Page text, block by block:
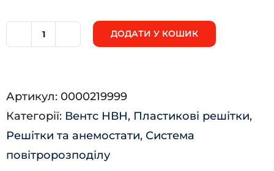
ДОДАТИ У КОШИК
Артикул: 0000219999
Категорії: Вентс НВН, Пластикові решітки,
Решітки та анемостати, Система
повітророзподілу